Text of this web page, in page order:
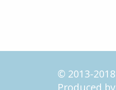
© 2013-2018
Produced by